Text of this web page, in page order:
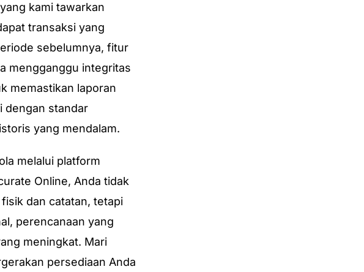
yang kami tawarkan
transaksi yang
sebelumnya, fitur
mengganggu integritas
memastikan laporan
dengan standar
yang mendalam.
melalui platform
Online, Anda tidak
dan catatan, tetapi
perencanaan yang
meningkat. Mari
persediaan Anda